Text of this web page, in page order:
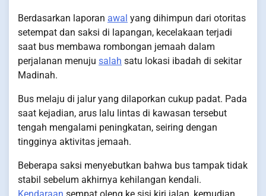
Berdasarkan laporan awal yang dihimpun dari otoritas
setempat dan saksi di lapangan, kecelakaan terjadi
saat bus membawa rombongan jemaah dalam
perjalanan menuju salah satu lokasi ibadah di sekitar
Madinah.
Bus melaju di jalur yang dilaporkan cukup padat. Pada
saat kejadian, arus lalu lintas di kawasan tersebut
tengah mengalami peningkatan, seiring dengan
tingginya aktivitas jemaah.
Beberapa saksi menyebutkan bahwa bus tampak tidak
stabil sebelum akhirnya kehilangan kendali.